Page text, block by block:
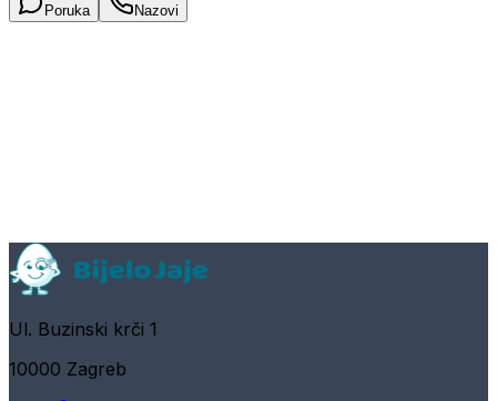
Poruka Nazovi
Ul. Buzinski krči 1
10000 Zagreb